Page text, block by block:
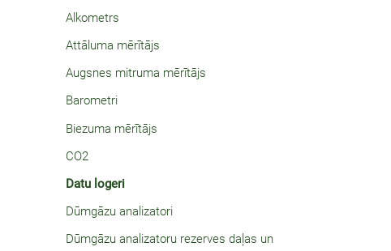
Alkometrs
Attāluma mērītājs
Augsnes mitruma mērītājs
Barometri
Biezuma mērītājs
CO2
Datu logeri
Dūmgāzu analizatori
Dūmgāzu analizatoru rezerves daļas un